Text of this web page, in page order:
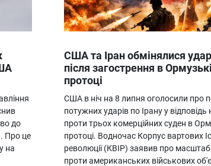
до
Про це
на
США та Іран обмінялися
після загострення в
протоці
США в ніч на 8 липня оголосили про
потужних ударів по Ірану у відповідь
проти трьох комерційних суден в
протоці. Водночас Корпус вартових
революції (КВІР) заявив про
проти американських військових